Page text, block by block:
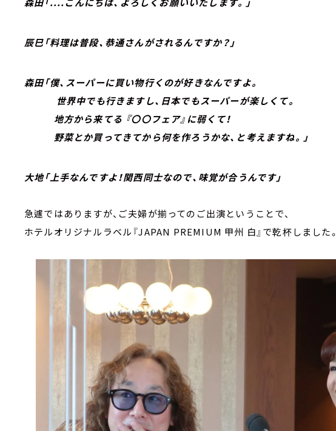
辰巳「料理は普段、恭通さんがされるんですか？」
森田「僕、スーパーに買い物行くのが好きなんですよ。
世界中でも行きますし、日本でもスーパーが楽しくて。
地方から来てる 『〇〇フェア』に弱くて！
野菜とか買ってきてから何を作ろうかな、と考えますね。」
大地「上手なんですよ！関西同士なので、味覚が合うんです」
急遽ではありますが、ご夫婦が揃ってのご出演ということで、
ホテルオリジナルラベル『JAPAN PREMIUM 甲州 白』で乾杯しました。